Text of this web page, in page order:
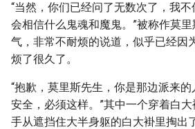
“当然，你们已经问了无数次了，我
会相信什么鬼魂和魔鬼。”被称作莫
气，非常不耐烦的说道，似乎已经因
烦了很久了。
“抱歉，莫里斯先生，你是那边派来
安全，必须这样。”其中一个穿着白
手从遮挡住大半身躯的白大褂里掏出